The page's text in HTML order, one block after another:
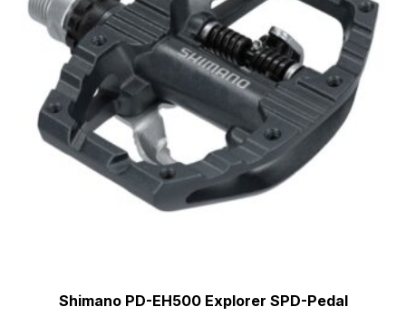
Shimano PD-EH500 Explorer SPD-Pedal